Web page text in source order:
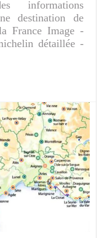
informations
destination de
France Image -
détaillée -